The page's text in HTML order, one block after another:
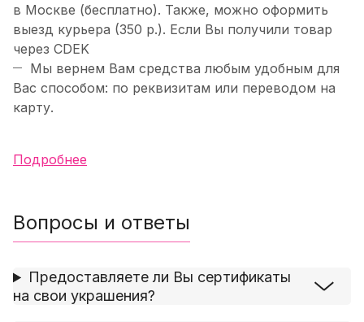
в Москве (бесплатно). Также, можно оформить
выезд курьера (350 р.). Если Вы получили товар
через CDEK
Мы вернем Вам средства любым удобным для
Вас способом: по реквизитам или переводом на
карту.
Подробнее
Вопросы и ответы
Предоставляете ли Вы сертификаты
на свои украшения?